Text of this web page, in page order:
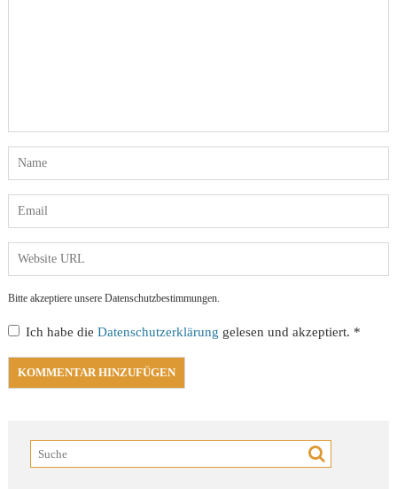
Bitte akzeptiere unsere Datenschutzbestimmungen.
Ich habe dieDatenschutzerklärung gelesen und akzeptiert. *